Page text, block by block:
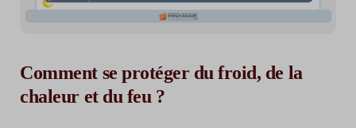
Comment se protéger du froid, de la
chaleur et du feu ?